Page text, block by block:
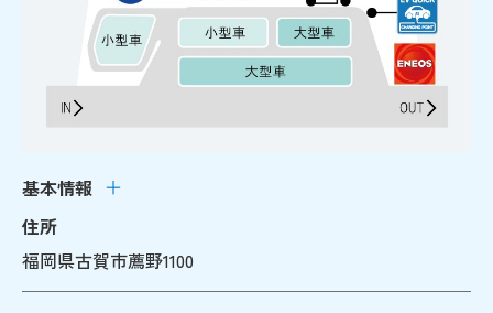
基本情報
住所
福岡県古賀市薦野1100